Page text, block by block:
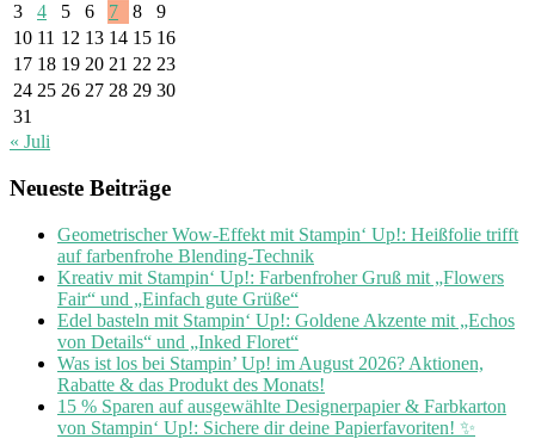
3
4 5 6 7 8
9
10 11 12 13 14 15 16
17 18 19 20 21 22 23
24 25 26 27 28 29 30
31
« Juli
Neueste Beiträge
Geometrischer Wow-Effekt mit Stampin‘ Up!: Heißfolie trifft
auf farbenfrohe Blending-Technik
Kreativ mit Stampin‘ Up!: Farbenfroher Gruß mit „Flowers
Fair“ und „Einfach gute Grüße“
Edel basteln mit Stampin‘ Up!: Goldene Akzente mit „Echos
von Details“ und „Inked Floret“
Was ist los bei Stampin’ Up! im August 2026? Aktionen,
Rabatte & das Produkt des Monats!
15 % Sparen auf ausgewählte Designerpapier & Farbkarton
von Stampin‘ Up!: Sichere dir deine Papierfavoriten! ✨